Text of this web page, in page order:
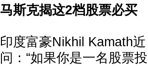
马斯克揭这2档股票必买
印度富豪Nikhil Kamath
问：“如果你是一名股票